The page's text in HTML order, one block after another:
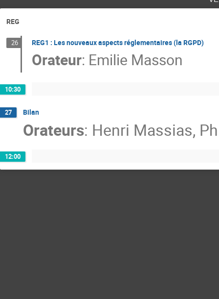
REG
26 REG1 : Les nouveaux aspects réglementaires (la RGPD)
Orateur: Emilie Masson
10:30
27 Bilan
Orateurs: Henri Massias,
12:00